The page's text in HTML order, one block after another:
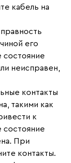
кабель на
его
неисправен,
контакты
такими как
к
При
контакты.